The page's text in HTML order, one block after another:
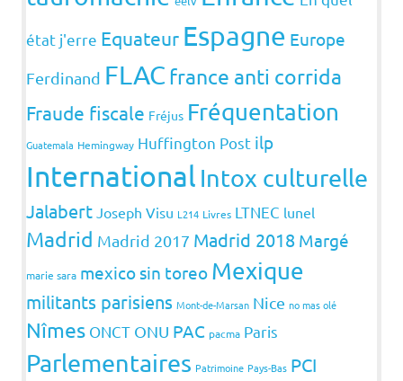
état j'erre Equateur Espagne Europe
Ferdinand FLAC france anti corrida
Fraude fiscale Fréjus Fréquentation
Guatemala Hemingway Huffington Post ilp
International Intox culturelle
Jalabert Joseph Visu L214 Livres LTNEC lunel
Madrid Madrid 2017 Madrid 2018 Margé
marie sara mexico sin toreo Mexique
militants parisiens Mont-de-Marsan Nice no mas olé
Nîmes ONCT ONU PAC pacma Paris
Parlementaires Patrimoine Pays-Bas PCI